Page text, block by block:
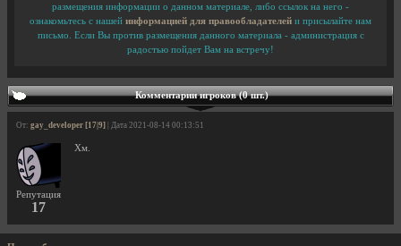
размещения информации о данном материале, либо ссылок на него -
ознакомьтесь с нашей информацией для правообладателей и присылайте нам
письмо. Если Вы против размещения данного материала - администрация с
радостью пойдет Вам на встречу!
Комментарии игроков (0 шт.)
От: gay_developer [17|9] | Дата 2021-08-14 00:13:51
Репутация
17
Хм.